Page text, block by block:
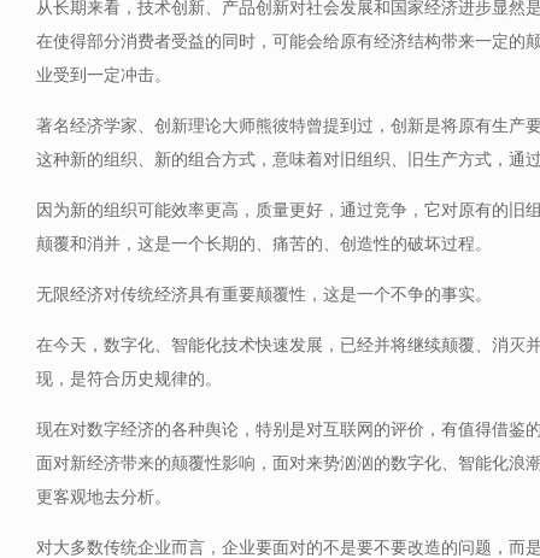
从长期来看，技术创新、产品创新对社会发展和国家经济进步显然
在使得部分消费者受益的同时，可能会给原有经济结构带来一定的
业受到一定冲击。
著名经济学家、创新理论大师熊彼特曾提到过，创新是将原有生产
这种新的组织、新的组合方式，意味着对旧组织、旧生产方式，通
因为新的组织可能效率更高，质量更好，通过竞争，它对原有的旧
颠覆和消并，这是一个长期的、痛苦的、创造性的破坏过程。
无限经济对传统经济具有重要颠覆性，这是一个不争的事实。
在今天，数字化、智能化技术快速发展，已经并将继续颠覆、消灭
现，是符合历史规律的。
现在对数字经济的各种舆论，特别是对互联网的评价，有值得借鉴
面对新经济带来的颠覆性影响，面对来势汹汹的数字化、智能化浪
更客观地去分析。
对大多数传统企业而言，企业要面对的不是要不要改造的问题，而